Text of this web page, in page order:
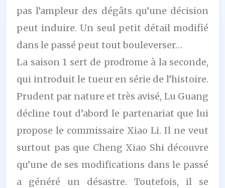
pas l’ampleur des dégâts qu’une décision
peut induire. Un seul petit détail modifié
dans le passé peut tout bouleverser…
La saison 1 sert de prodrome à la seconde,
qui introduit le tueur en série de l’histoire.
Prudent par nature et très avisé, Lu Guang
décline tout d’abord le partenariat que lui
propose le commissaire Xiao Li. Il ne veut
surtout pas que Cheng Xiao Shi découvre
qu’une de ses modifications dans le passé
a généré un désastre. Toutefois, il se